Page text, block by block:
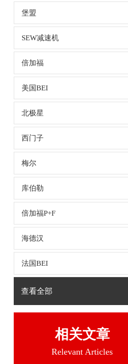
堡盟
SEW减速机
倍加福
美国BEI
北极星
西门子
梅尔
库伯勒
倍加福P+F
海德汉
法国BEI
查看全部
相关文章
Relevant Articles